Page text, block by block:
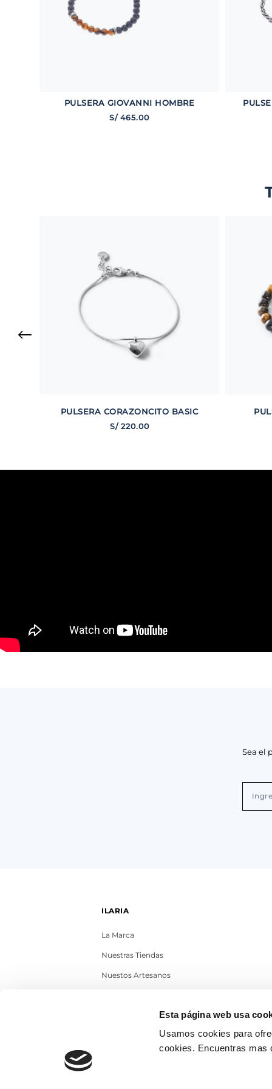
Esta página web usa
Usamos cookies para
cookies. Encuentras mas
PULSERA GIOVANNI HOMBRE
S/ 465.00
PULSERA CORAZONCITO BASIC
S/ 220.00
Sea el
ILARIA
La Marca
Nuestras Tiendas
Nuestos Artesanos
Trabaja con nosotros